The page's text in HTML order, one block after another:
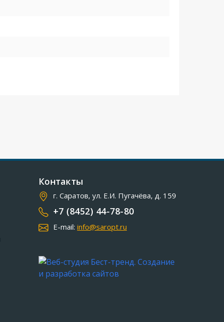
Контакты
г. Саратов, ул. Е.И. Пугачёва, д. 159
+7 (8452) 44-78-80
E-mail: info@saropt.ru